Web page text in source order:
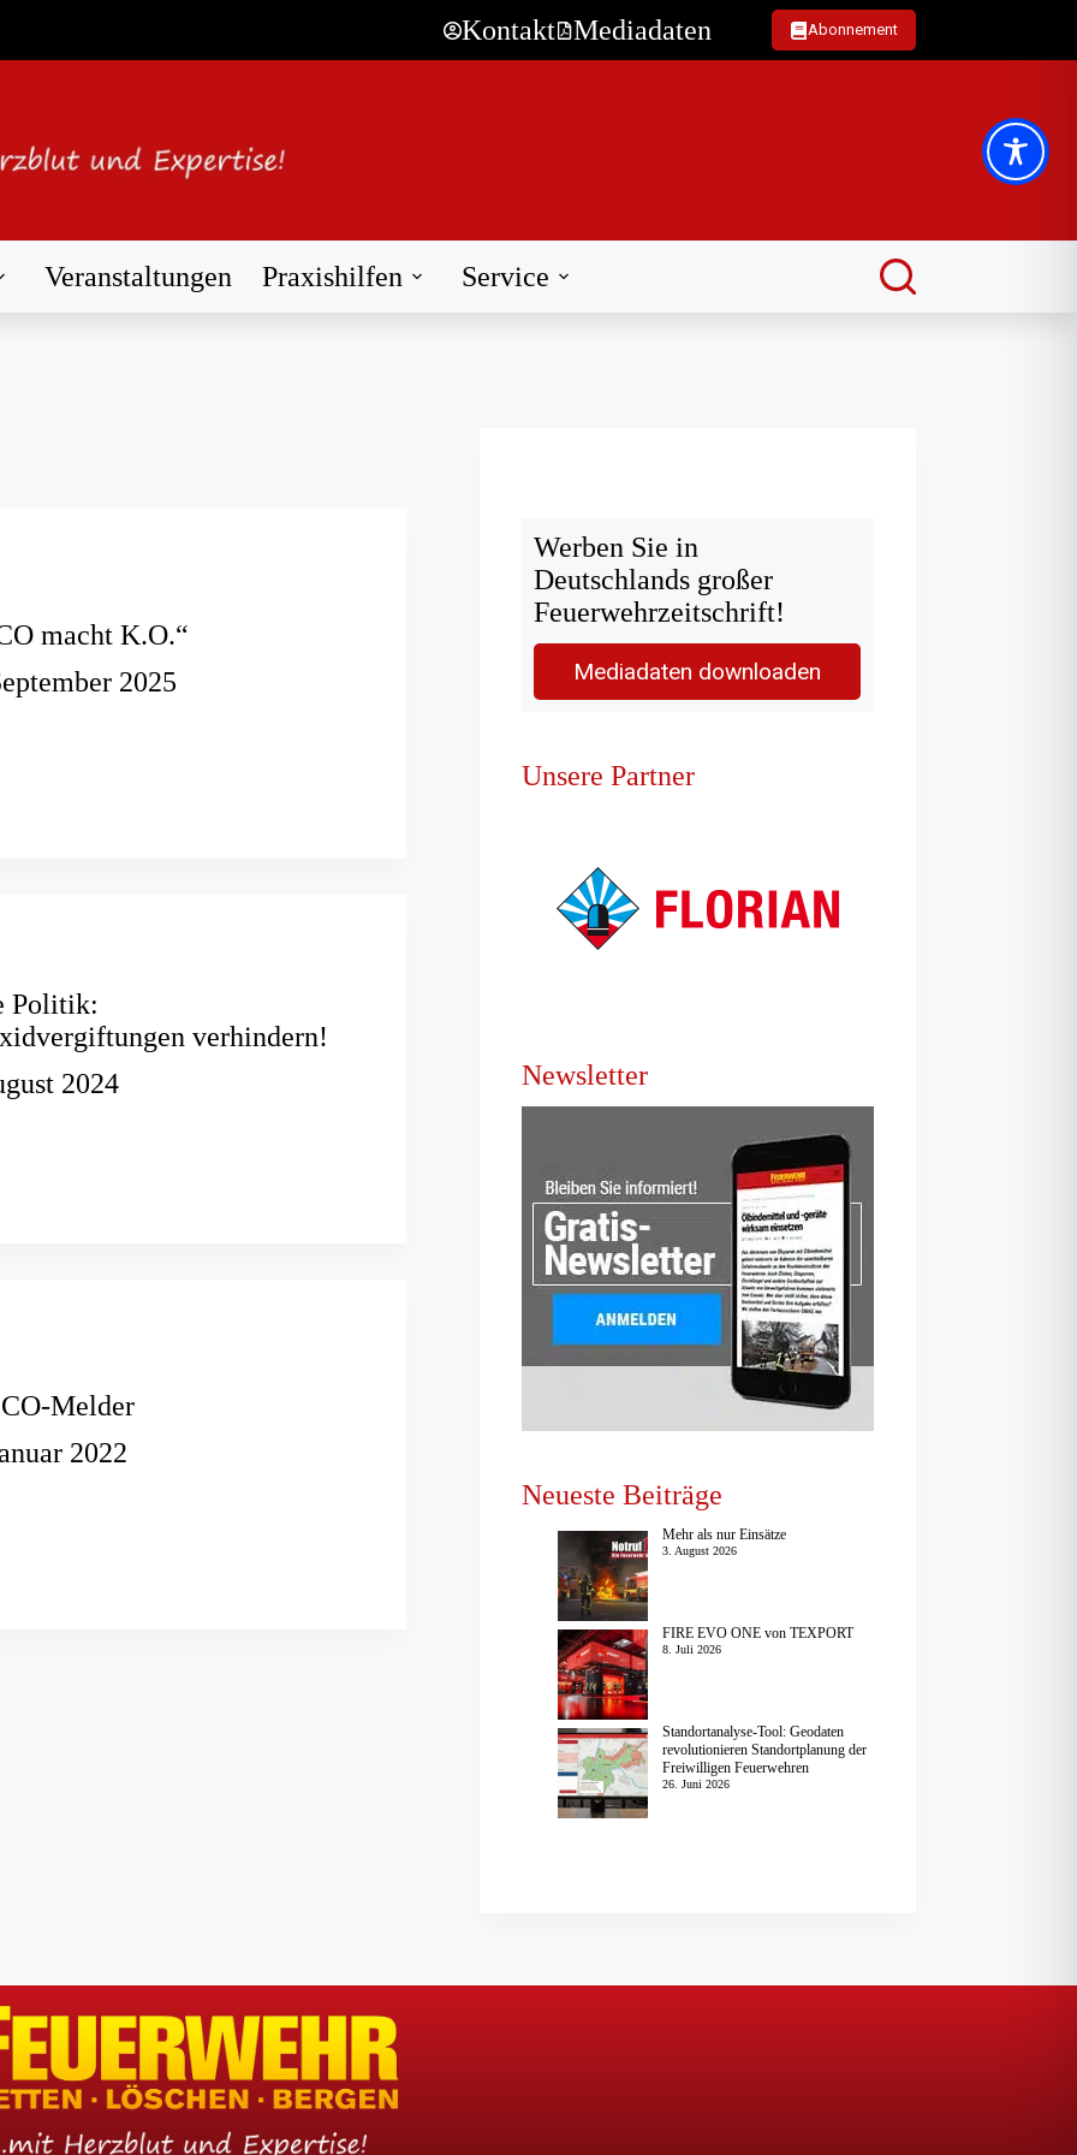
Kontakt Mediadaten Abonnement
Veranstaltungen Praxishilfen Service
macht K.O.“
2025
Politik:
verhindern!
2024
Melder
2022
Werben Sie in
Deutschlands großer
Feuerwehrzeitschrift!
Mediadaten downloaden
Unsere Partner
Newsletter
Neueste Beiträge
Mehr als nur Einsätze
3. August 2026
FIRE EVO ONE von TEXPORT
8. Juli 2026
Standortanalyse-Tool: Geodaten
revolutionieren Standortplanung der
Freiwilligen Feuerwehren
26. Juni 2026